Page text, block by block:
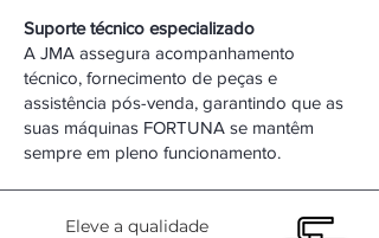
Suporte técnico especializado
A JMA assegura acompanhamento
técnico, fornecimento de peças e
assistência pós-venda, garantindo que as
suas máquinas FORTUNA se mantêm
sempre em pleno funcionamento.
Eleve a qualidade